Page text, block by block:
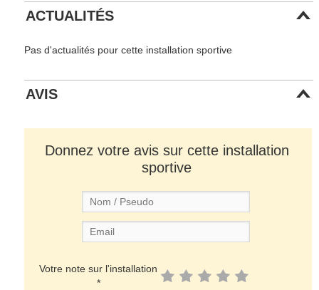
ACTUALITÉS
Pas d'actualités pour cette installation sportive
AVIS
Donnez votre avis sur cette installation
sportive
Votre note sur l'installation
*